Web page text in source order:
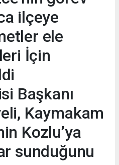
ilçeye
ele
İçin
Başkanı
Kaymakam
Kozlu’ya
sunduğunu